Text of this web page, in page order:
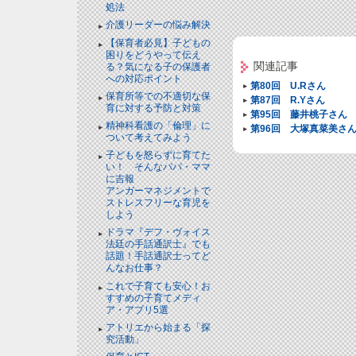
処法
介護リーダーの悩み解決
【保育者必見】子どもの
困りをどうやって伝え
る？気になる子の保護者
への対応ポイント
保育所等での不適切な保
育に対する予防と対策
精神科看護の「倫理」に
ついて考えてみよう
子どもを怒らずに育てた
い！ そんなパパ・ママ
に吉報
アンガーマネジメントで
ストレスフリーな育児を
しよう
ドラマ『デフ・ヴォイス
法廷の手話通訳士』でも
話題！手話通訳士ってど
んなお仕事？
これで子育ても安心！お
すすめの子育てメディ
ア・アプリ5選
アトリエから始まる「探
究活動」
関連記事
第80回 U.Rさん
第87回 R.Yさん
第95回 藤井桃子さん
第96回 大塚真菜美さん